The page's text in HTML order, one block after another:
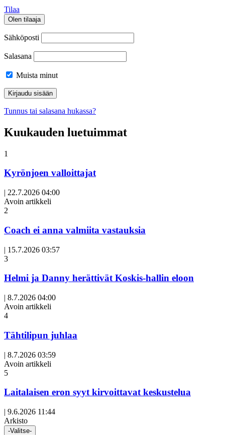
Tilaa
Olen tilaaja
Sähköposti
Salasana
Muista minut
Tunnus tai salasana hukassa?
Kuukauden luetuimmat
1
Kyrönjoen valloittajat
| 22.7.2026 04:00
Avoin artikkeli
2
Coach ei anna valmiita vastauksia
| 15.7.2026 03:57
3
Helmi ja Danny herättivät Koskis-hallin eloon
| 8.7.2026 04:00
Avoin artikkeli
4
Tähtilipun juhlaa
| 8.7.2026 03:59
Avoin artikkeli
5
Laitalaisen eron syyt kirvoittavat keskustelua
| 9.6.2026 11:44
Arkisto
-Valitse-